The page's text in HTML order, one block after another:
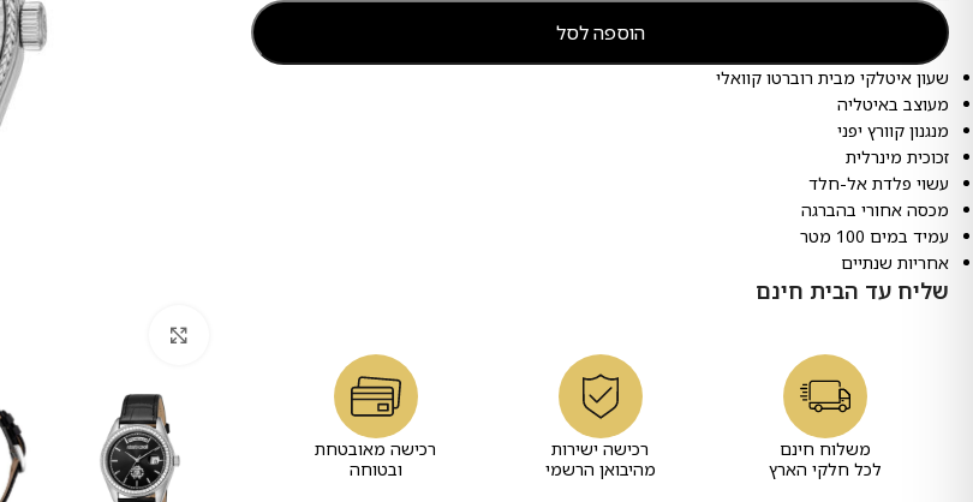
הוספה לסל
שעון איטלקי מבית רוברטו קוואלי
מעוצב באיטליה
מנגנון קוורץ יפני
זכוכית מינרלית
עשוי פלדת אל-חלד
מכסה אחורי בהברגה
עמיד במים 100 מטר
אחריות שנתיים
שליח עד הבית חינם
משלוח חינם
לכל חלקי הארץ
רכישה ישירות
מהיבואן הרשמי
רכישה מאובטחת
ובטוחה